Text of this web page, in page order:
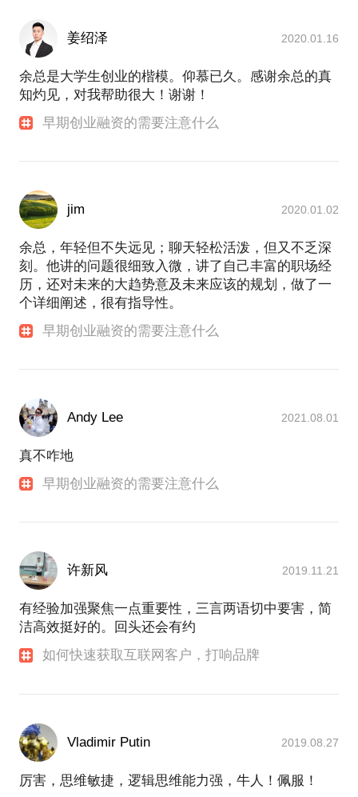
姜绍泽 2020.01.16
余总是大学生创业的楷模。仰慕已久。感谢余总的真
知灼见，对我帮助很大！谢谢！
早期创业融资的需要注意什么
jim 2020.01.02
余总，年轻但不失远见；聊天轻松活泼，但又不乏深
刻。他讲的问题很细致入微，讲了自己丰富的职场经
历，还对未来的大趋势意及未来应该的规划，做了一
个详细阐述，很有指导性。
早期创业融资的需要注意什么
Andy Lee 2021.08.01
真不咋地
早期创业融资的需要注意什么
许新风 2019.11.21
有经验加强聚焦一点重要性，三言两语切中要害，简
洁高效挺好的。回头还会有约
如何快速获取互联网客户，打响品牌
Vladimir Putin 2019.08.27
厉害，思维敏捷，逻辑思维能力强，牛人！佩服！